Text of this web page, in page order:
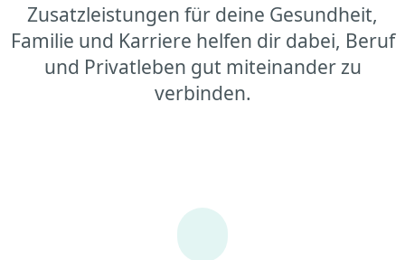
Zusatzleistungen für deine Gesundheit,
Familie und Karriere helfen dir dabei, Beruf
und Privatleben gut miteinander zu
verbinden.